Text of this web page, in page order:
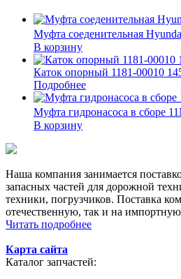
Муфта соеденительная
В корзину
Каток опорный 1181-00010
Подробнее
Муфта гидронасоса в сборе
В корзину
Наша компания занимается
запасных частей для дорожной
техники, погрузчиков. Поставка
отечественную, так и на
Читать подробнее
Карта сайта
Каталог запчастей: